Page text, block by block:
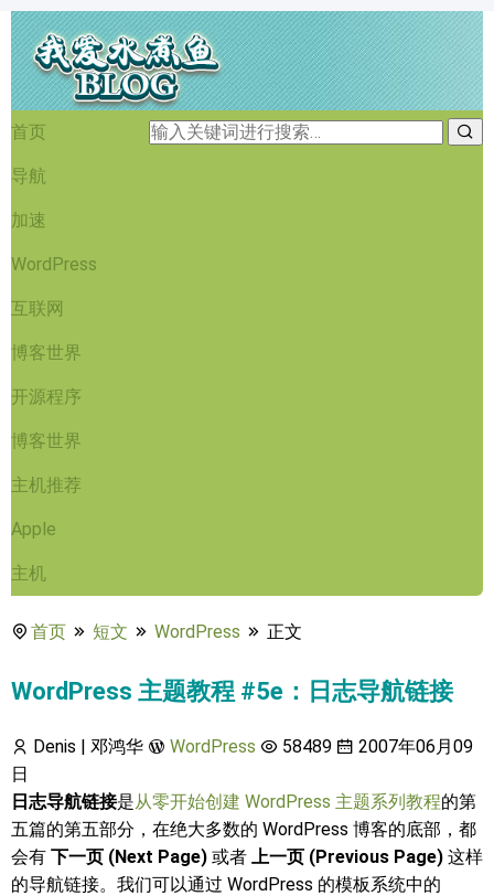
首页
导航
加速
WordPress
互联网
博客世界
开源程序
博客世界
主机推荐
Apple
主机
首页 短文 WordPress 正文
WordPress 主题教程 #5e：日志导航链接
Denis | 邓鸿华 WordPress 58489
2007年06月09
日
日志导航链接是从零开始创建 WordPress 主题系列教程的第
五篇的第五部分，在绝大多数的 WordPress 博客的底部，都
会有 下一页 (Next Page) 或者 上一页 (Previous Page) 这样
的导航链接。我们可以通过 WordPress 的模板系统中的